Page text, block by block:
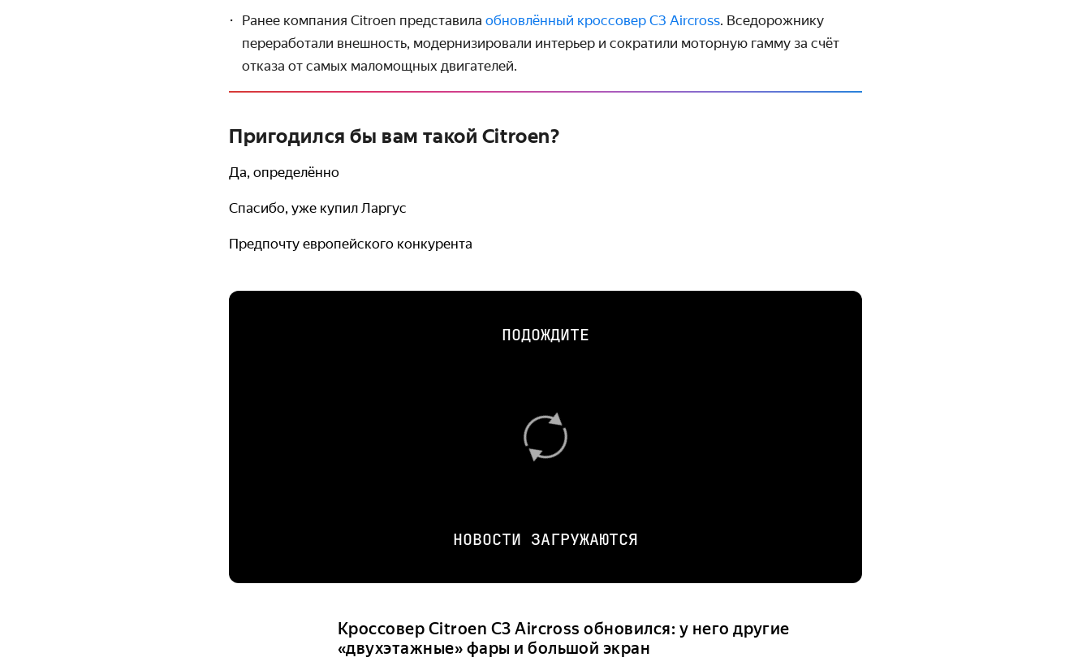
Ранее компания Citroen представила обновлённый кроссовер C3 Aircross. Вседорожнику
перера­ботали внешность, модерни­зировали интерьер и сократили моторную гамму за счёт
отказа от самых маломощных двигателей.
Пригодился бы вам такой Citroen?
Да, определённо
Спасибо, уже купил Ларгус
Предпочту европейского конкурента
ПОДОЖДИТЕ
НОВОСТИ ЗАГРУЖАЮТСЯ
Кроссовер Citroen C3 Aircross обновился: у него другие
«двухэтажные» фары и большой экран